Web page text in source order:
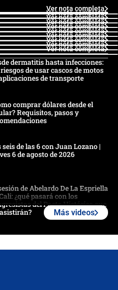
Ver nota completa
Ver nota completa
Ver nota completa
Ver nota completa
Ver nota completa
Ver nota completa
Ver nota completa
Ver nota completa
Ver nota completa
Ver nota completa
dermatitis hasta infecciones:
de usar cascos de motos
de transporte
comprar dólares desde el
Requisitos, pasos y
seis de las 6 con Juan Lozano |
6 de agosto de 2026
de Abelardo De La Espriella
¿qué pasará con los
del Pacto Histórico que
Más videos